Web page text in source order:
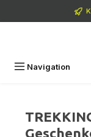
Zum Hauptinhalt
Navigation